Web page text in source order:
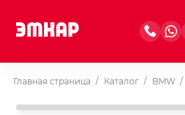
Главная страница / Каталог / BMW /